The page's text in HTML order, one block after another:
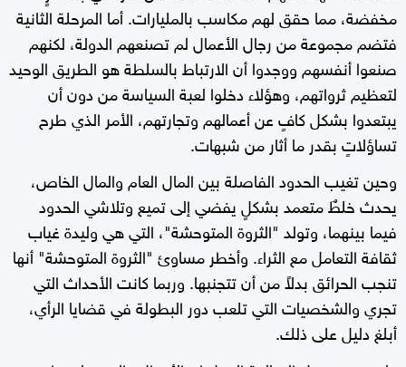
مخفضة، مما حقق لهم مكاسب بالمليارات. أما المرحلة الثانية
فتضم مجموعة من رجال الأعمال لم تصنعهم الدولة، لكنهم
صنعوا أنفسهم ووجدوا أن الارتباط بالسلطة هو الطريق الوحيد
لتعظيم ثرواتهم، وهؤلاء دخلوا لعبة السياسة من دون أن
يبتعدوا بشكل كافٍ عن أعمالهم وتجارتهم، الأمر الذي طرح
تساؤلاتٍ بقدر ما أثار من شبهات.
وحين تغيب الحدود الفاصلة بين المال العام والمال الخاص،
يحدث خلطٌ متعمد بشكلٍ يفضي إلى تميع وتلاشي الحدود
فيما بينهما، وتولد "الثروة المتوحشة"، التي هي وليدة غياب
ثقافة التعامل مع الثراء. وأخطر مساوئ "الثروة المتوحشة" أنها
تنجب الحرائق بدلاً من أن تتجنبها. وربما كانت الأحداث التي
تجري والشخصيات التي تلعب دور البطولة في قضايا الرأي،
أبلغ دليل على ذلك.